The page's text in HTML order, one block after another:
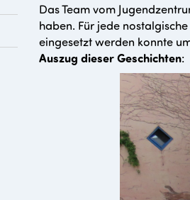
Das Team vom
haben. Für jede
eingesetzt werden konnte
Auszug dieser Geschichten: